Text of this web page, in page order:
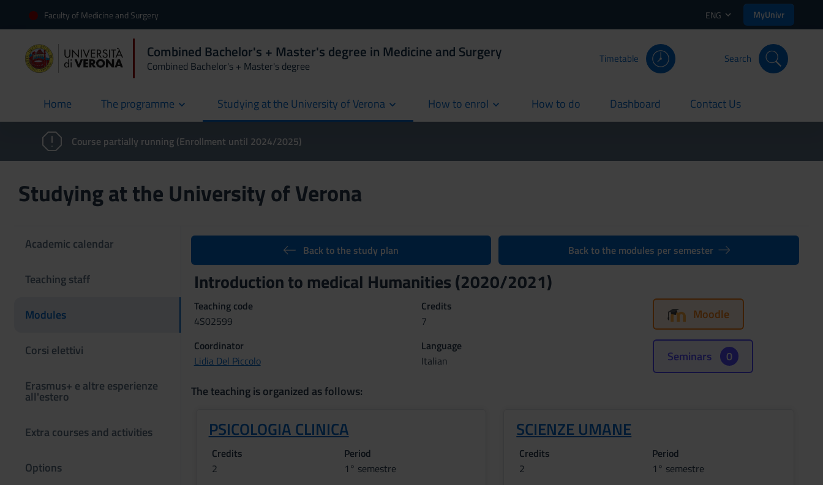
Faculty of Medicine and Surgery ENG MyUnivr
Combined Bachelor's + Master's degree in Medicine and Surgery
Combined Bachelor's + Master's degree
Timetable Search
Home
current The programme Studying at the University of Verona How to enrol How to do
current Dashboard
current Contact Us
current
Course partially running (Enrollment until 2024/2025)
Studying at the University of Verona
Academic calendar
Teaching staff
Modules
Corsi elettivi
Erasmus+ e altre esperienze
all'estero
Extra courses and activities
Options
Back to the study plan Back to the modules per semester
Introduction to medical Humanities (2020/2021)
Teaching code
4S02599
Credits
7
Coordinator
Lidia Del Piccolo
Language
Italian
Moodle
Seminars 0
The teaching is organized as follows:
PSICOLOGIA CLINICA
Credits
2
Period
1° semestre
SCIENZE UMANE
Credits
2
Period
1° semestre